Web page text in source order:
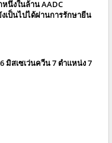
นึ่งในล้าน AADC
เป็นไปได้ผ่านการรักษายีน
มิสเซเว่นควีน 7 ตำแหน่ง 7